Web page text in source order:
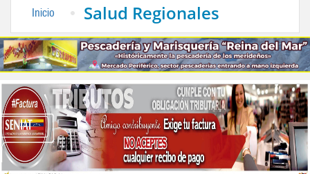
Inicio Salud Regionales